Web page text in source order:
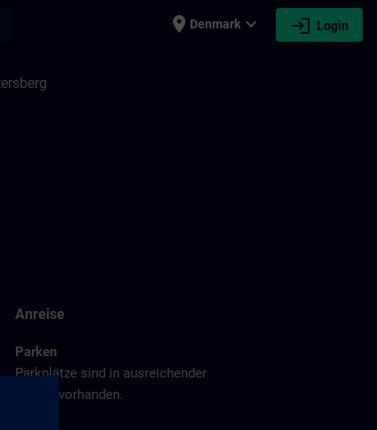
place Denmark expand_more login Login
Anreise
Parken
Parkplätze sind in ausreichender
Menge vorhanden.